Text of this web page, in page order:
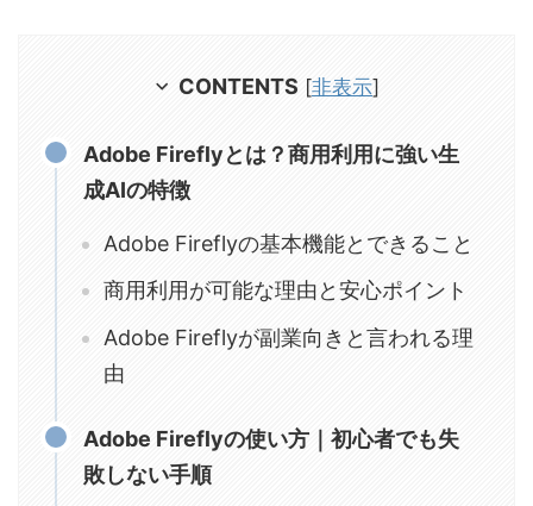
CONTENTS [非表示]
Adobe Fireflyとは？商用利用に強い生
成AIの特徴
Adobe Fireflyの基本機能とできること
商用利用が可能な理由と安心ポイント
Adobe Fireflyが副業向きと言われる理
由
Adobe Fireflyの使い方｜初心者でも失
敗しない手順